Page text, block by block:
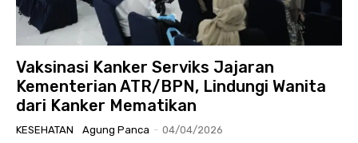
Vaksinasi Kanker Serviks Jajaran
Kementerian ATR/BPN, Lindungi Wanita
dari Kanker Mematikan
KESEHATAN Agung Panca - 04/04/2026